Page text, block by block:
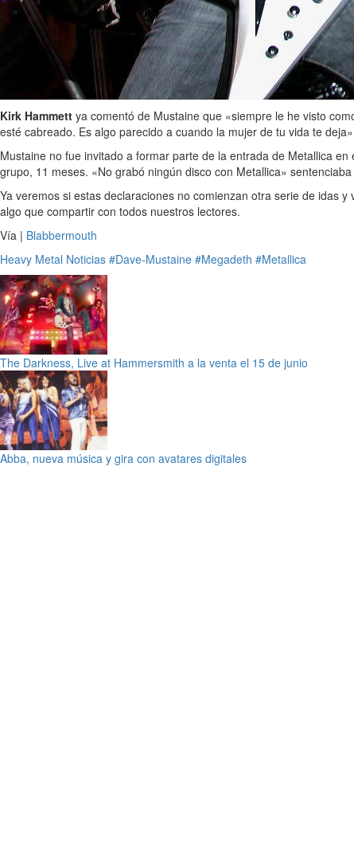
Kirk Hammett ya comentó de Mustaine que «siempre le he visto
esté cabreado. Es algo parecido a cuando la mujer de tu vida te
Mustaine no fue invitado a formar parte de la entrada de Metallica
grupo, 11 meses. «No grabó ningún disco con Metallica»
Ya veremos si estas declaraciones no comienzan otra serie de idas
algo que compartir con todos nuestros lectores.
Vía | Blabbermouth
Heavy Metal Noticias #Dave-Mustaine #Megadeth #Metallica
The Darkness, Live at Hammersmith a la venta el 15 de junio
Abba, nueva música y gira con avatares digitales